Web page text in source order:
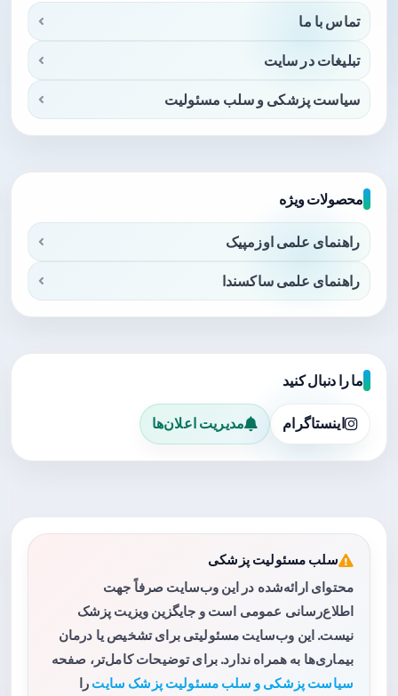
تماس با ما
تبلیغات در سایت
سیاست پزشکی و سلب مسئولیت
محصولات ویژه
راهنمای علمی اوزمپیک
راهنمای علمی ساکسندا
ما را دنبال کنید
اینستاگرام مدیریت اعلان‌ها
سلب مسئولیت پزشکی
محتوای ارائه‌شده در این وب‌سایت صرفاً جهت
اطلاع‌رسانی عمومی است و جایگزین ویزیت پزشک
نیست. این وب‌سایت مسئولیتی برای تشخیص یا درمان
بیماری‌ها به همراه ندارد. برای توضیحات کامل‌تر، صفحه
سیاست پزشکی و سلب مسئولیت پزشک سایت را